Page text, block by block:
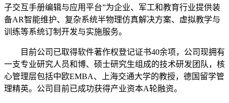
子交互手册编辑与应用平台”为企业、军工和教育行业提供装
备AR智能维护、复杂系统半物理仿真解决方案、虚拟教学与
训练等系统订制开发与实施服务。
目前公司已取得软件著作权登记证书40余项，公司现拥有
一支专业研究人员和博、硕士研究生组成的技术研发团队，核
心管理层包括中欧EMBA、上海交通大学的教授，德国留学管
理精英。公司目前已成功获得产业资本A轮融资。